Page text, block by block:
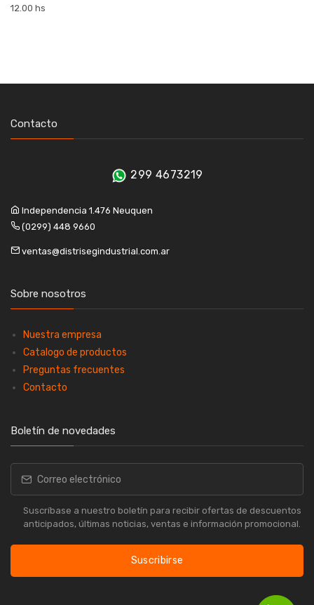
12.00 hs
Contacto
299 4673219
Independencia 1.476 Neuquen
(0299) 448 9660
ventas@distrisegindustrial.com.ar
Sobre nosotros
Nuestra empresa
Catalogo de productos
Preguntas frecuentes
Contacto
Boletín de novedades
Suscríbase a nuestro boletín para recibir ofertas de descuentos
anticipados, últimas noticias, ventas e información promocional.
Suscribirse